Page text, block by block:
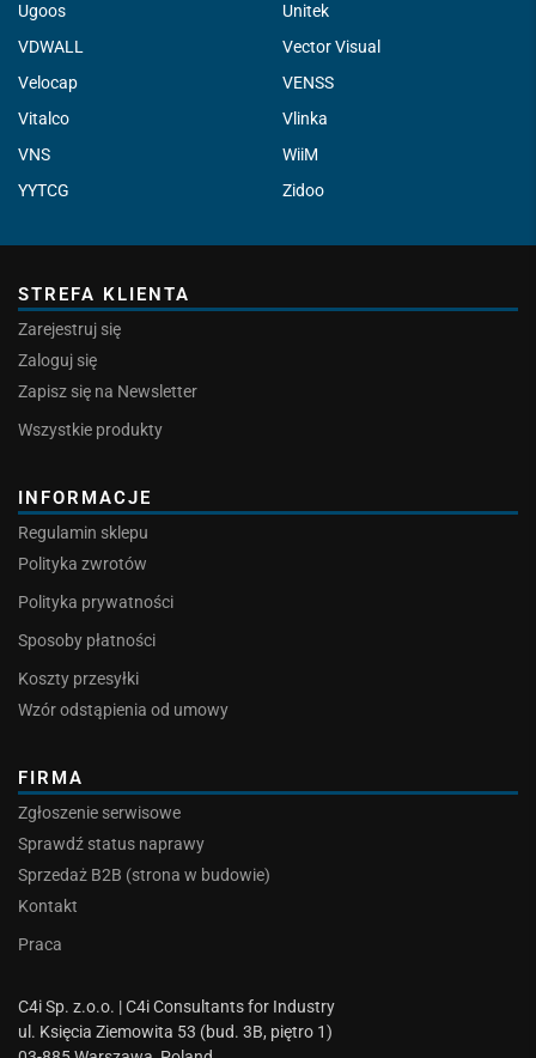
Ugoos
Unitek
VDWALL
Vector Visual
Velocap
VENSS
Vitalco
Vlinka
VNS
WiiM
YYTCG
Zidoo
STREFA KLIENTA
Zarejestruj się
Zaloguj się
Zapisz się na Newsletter
Wszystkie produkty
INFORMACJE
Regulamin sklepu
Polityka zwrotów
Polityka prywatności
Sposoby płatności
Koszty przesyłki
Wzór odstąpienia od umowy
FIRMA
Zgłoszenie serwisowe
Sprawdź status naprawy
Sprzedaż B2B (strona w budowie)
Kontakt
Praca
C4i Sp. z.o.o. | C4i Consultants for Industry
ul. Księcia Ziemowita 53 (bud. 3B, piętro 1)